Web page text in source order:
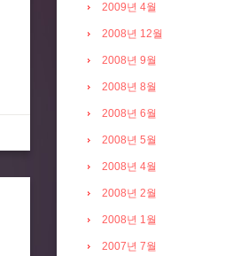
2009년 4월
2008년 12월
2008년 9월
2008년 8월
2008년 6월
2008년 5월
2008년 4월
2008년 2월
2008년 1월
2007년 7월